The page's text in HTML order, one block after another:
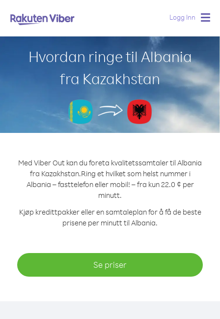
Logg Inn
Hvordan ringe til Albania
fra Kazakhstan
Med Viber Out kan du foreta kvalitetssamtaler til Albania
fra Kazakhstan.Ring et hvilket som helst nummer i
Albania – fasttelefon eller mobil! – fra kun 22.0 ¢ per
minutt.
Kjøp kredittpakker eller en samtaleplan for å få de beste
prisene per minutt til Albania.
Se priser